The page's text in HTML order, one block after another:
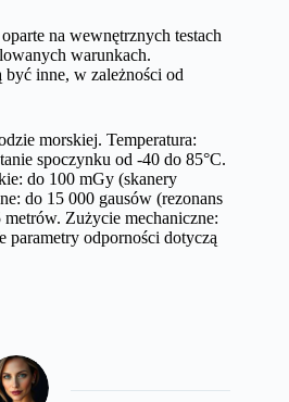
na wewnętrznych testach
warunkach.
inne, w zależności od
morskiej. Temperatura:
spoczynku od -40 do 85°C.
do 100 mGy (skanery
do 15 000 gausów (rezonans
Zużycie mechaniczne:
parametry odporności dotyczą